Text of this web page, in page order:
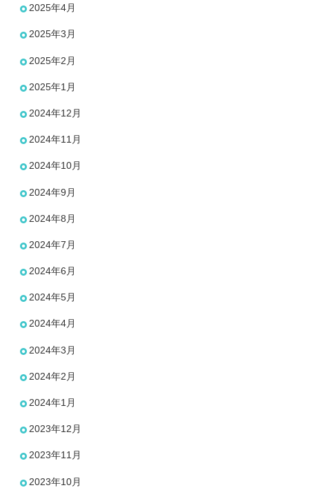
2025年4月
2025年3月
2025年2月
2025年1月
2024年12月
2024年11月
2024年10月
2024年9月
2024年8月
2024年7月
2024年6月
2024年5月
2024年4月
2024年3月
2024年2月
2024年1月
2023年12月
2023年11月
2023年10月